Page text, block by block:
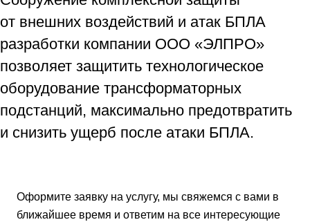
от внешних воздействий и атак БПЛА
разработки компании ООО «ЭЛПРО»
позволяет защитить технологическое
оборудование трансформаторных
подстанций, максимально предотвратить
и снизить ущерб после атаки БПЛА.
Оформите заявку на услугу, мы свяжемся с вами в
ближайшее время и ответим на все интересующие